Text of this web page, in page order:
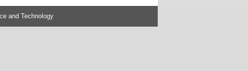
and Technology